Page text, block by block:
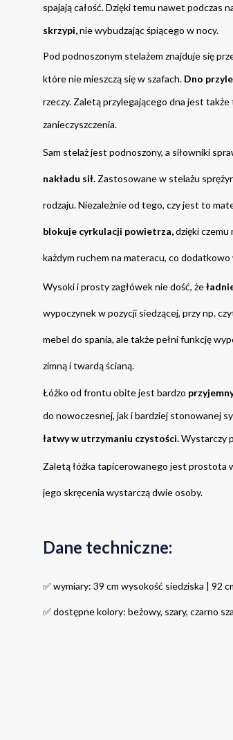
spajają całość. Dzięki temu nawet podczas
skrzypi, nie wybudzając śpiącego w nocy.
Pod podnoszonym stelażem znajduje się
które nie mieszczą się w szafach. Dno
rzeczy. Zaletą przylegającego dna jest także
zanieczyszczenia.
Sam stelaż jest podnoszony, a siłowniki
nakładu sił. Zastosowane w stelażu
rodzaju. Niezależnie od tego, czy jest to
blokuje cyrkulacji powietrza, dzięki
każdym ruchem na materacu, co
Wysoki i prosty zagłówek nie dość, że
wypoczynek w pozycji siedzącej, przy np.
mebel do spania, ale także pełni funkcję
zimną i twardą ścianą.
Łóżko od frontu obite jest bardzo
łatwy w utrzymaniu czystości. Wystarczy
Zaletą łóżka tapicerowanego jest prostota
jego skręcenia wystarczą dwie osoby.
Dane techniczne:
✅ wymiary: 39 cm wysokość siedziska | 92
✅ dostępne kolory: beżowy, szary, czarno